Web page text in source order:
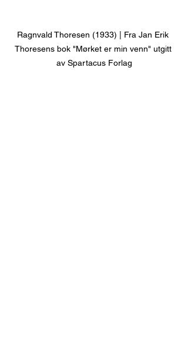
Ragnvald Thoresen (1933) | Fra Jan Erik
Thoresens bok "Mørket er min venn" utgitt
av Spartacus Forlag